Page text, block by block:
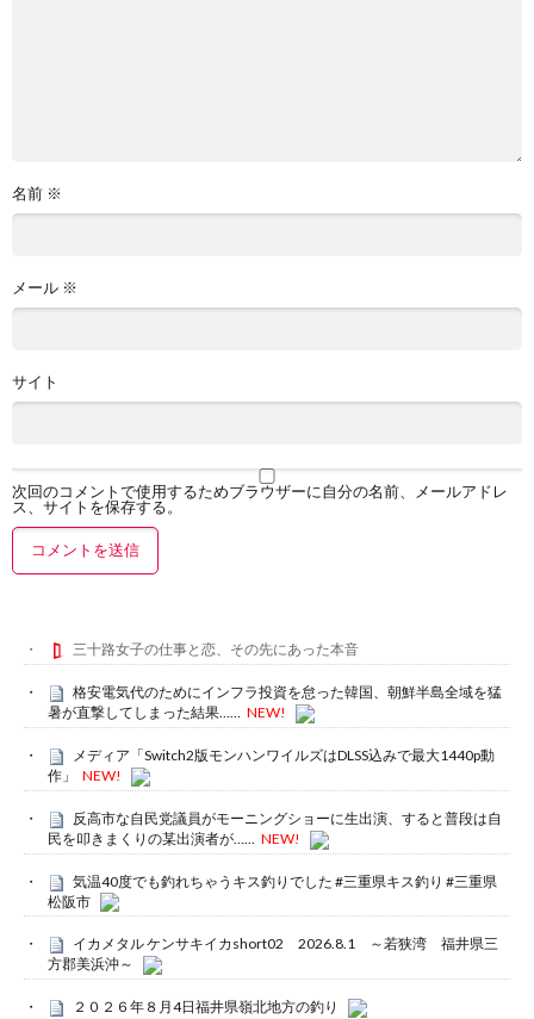
名前 ※
メール ※
サイト
次回のコメントで使用するためブラウザーに自分の名前、メールアドレ
ス、サイトを保存する。
三十路女子の仕事と恋、その先にあった本音
格安電気代のためにインフラ投資を怠った韓国、朝鮮半島全域を猛
暑が直撃してしまった結果……
NEW!
メディア「Switch2版モンハンワイルズはDLSS込みで最大1440p動
作」
NEW!
反高市な自民党議員がモーニングショーに生出演、すると普段は自
民を叩きまくりの某出演者が……
NEW!
気温40度でも釣れちゃうキス釣りでした #三重県キス釣り #三重県
松阪市
イカメタル ケンサキイカshort02 2026.8.1 ～若狭湾 福井県三
方郡美浜沖～
２０２６年８月4日福井県嶺北地方の釣り